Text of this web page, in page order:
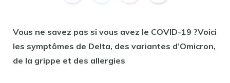
Vous ne savez pas si vous avez le COVID-19 ?Voici
les symptômes de Delta, des variantes d’Omicron,
de la grippe et des allergies